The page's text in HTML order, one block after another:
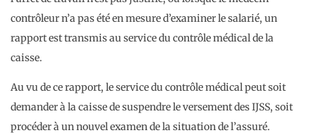
contrôleur n’a pas été en mesure d’examiner le salarié, un
rapport est transmis au service du contrôle médical de la
caisse.
Au vu de ce rapport, le service du contrôle médical peut soit
demander à la caisse de suspendre le versement des IJSS, soit
procéder à un nouvel examen de la situation de l’assuré.